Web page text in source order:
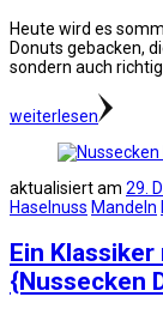
Heute wird es
Donuts gebacken,
sondern auch
weiterlesen
aktualisiert am 29.
Haselnuss Mandeln
Ein
{Nussecken